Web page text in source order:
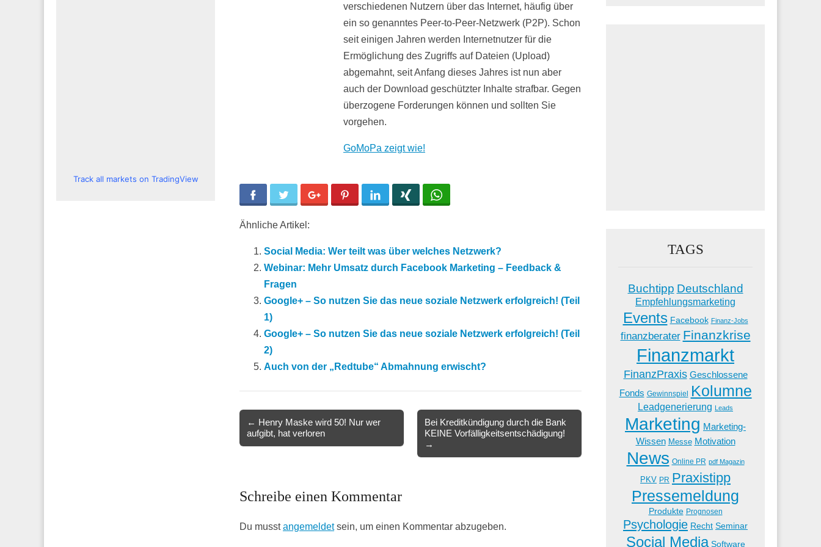
verschiedenen Nutzern über das Internet, häufig über
ein so genanntes Peer-to-Peer-Netzwerk (P2P). Schon
seit einigen Jahren werden Internetnutzer für die
Ermöglichung des Zugriffs auf Dateien (Upload)
abgemahnt, seit Anfang dieses Jahres ist nun aber
auch der Download geschützter Inhalte strafbar. Gegen
überzogene Forderungen können und sollten Sie
vorgehen.
GoMoPa zeigt wie!
Facebook Twitter Google+ Pinterest LinkedIn
Ähnliche Artikel:
Social Media: Wer teilt was über welches Netzwerk?
Webinar: Mehr Umsatz durch Facebook Marketing – Feedback &
Fragen
Google+ – So nutzen Sie das neue soziale Netzwerk erfolgreich! (Teil
1)
Google+ – So nutzen Sie das neue soziale Netzwerk erfolgreich! (Teil
2)
Auch von der „Redtube“ Abmahnung erwischt?
navigation
← Henry Maske wird 50! Nur wer
aufgibt, hat verloren
Bei Kreditkündigung durch die Bank
KEINE Vorfälligkeitsentschädigung!
→
Schreibe einen Kommentar
Du musstangemeldetsein, um einen Kommentar abzugeben.
Track all markets on TradingView
TAGS
Buchtipp Deutschland
Empfehlungsmarketing
Events Facebook Finanz-Jobs
finanzberater Finanzkrise
Finanzmarkt
FinanzPraxis Geschlossene
Fonds Gewinnspiel Kolumne
Leadgenerierung Leads
Marketing Marketing-
Wissen Messe Motivation
News Online PR pdf Magazin
PKV PR Praxistipp
Pressemeldung
Produkte Prognosen
Psychologie Recht Seminar
Social Media Software